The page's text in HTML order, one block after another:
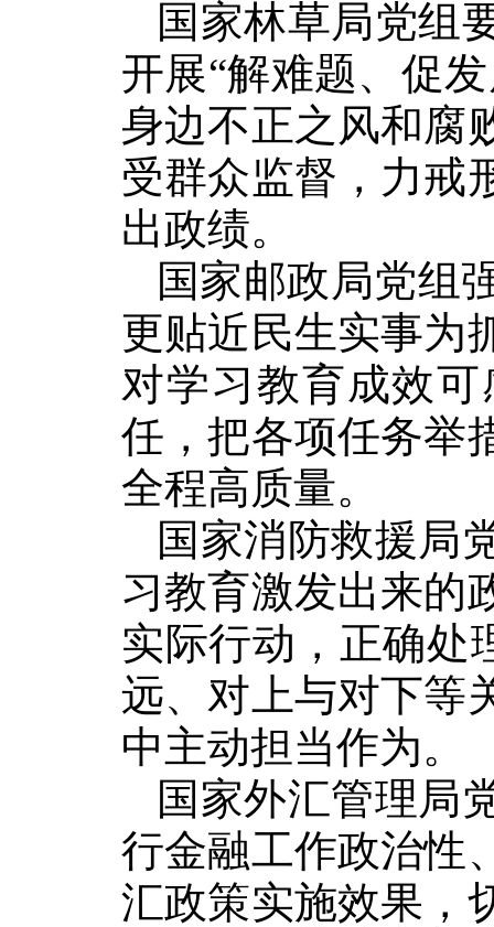
国家林草局党组
开展“解难题、促
身边不正之风和腐
受群众监督，力戒
出政绩。
国家邮政局党组
更贴近民生实事为
对学习教育成效
任，把各项任务举
全程高质量。
国家消防救援局
习教育激发出来的
实际行动，正确处
远、对上与对下等
中主动担当作为。
国家外汇管理局
行金融工作政治性
汇政策实施效果，